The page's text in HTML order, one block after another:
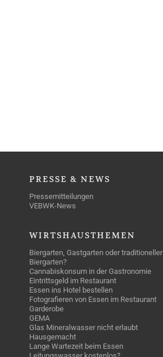
PRESSE & NEWS
Pressemitteilungen
VEBWK-News
WIRTSHAUSTHEMEN
Biergarten, Gastgarten oder traditioneller
Biergarten?
Cannabiskonsum in der Gastronomie
Eintrittsgeld im Restaurant
Essen ins Hotel bestellen
Fotografieren von Essen im Restaurant
Garderobe
GEMA
Glas Mineralwasser nicht erlaubt
Hausgemacht
Lange Wartezeit beim Essen